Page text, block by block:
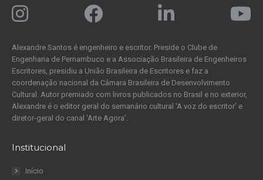
Alexandre Santos é engenheiro e escritor. Preside o Clube de
Engenharia de Pernambuco e a Associação Brasileira de Engenheiros
Escritores, presidiu a União Brasileira de Escritores e faz a
coordenação nacional da Câmara Brasileira de Desenvolvimento
Cultural. Autor premiado com livros publicados no Brasil e no exterior,
Alexandre é o editor geral do semanário cultural ‘A voz do escritor’ e
diretor-geral do canal ‘Arte Agora’.
Institucional
Início